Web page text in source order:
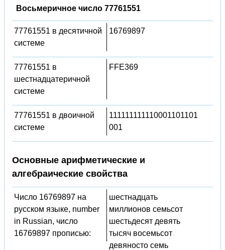
Восьмеричное число 77761551
77761551 в десятичной
системе
16769897
77761551 в
шестнадцатеричной
системе
FFE369
77761551 в двоичной
системе
111111111110001101101
001
Основные арифметические и
алгебраические свойства
Число 16769897 на
русском языке, number
in Russian, число
16769897 прописью:
шестнадцать
миллионов семьсот
шестьдесят девять
тысяч восемьсот
девяносто семь